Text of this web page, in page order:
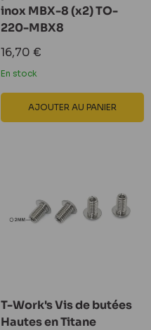
inox MBX-8 (x2) TO-
220-MBX8
Prix
réduit
16,70 €
En stock
AJOUTER AU PANIER
T-Work's Vis de butées
Hautes en Titane